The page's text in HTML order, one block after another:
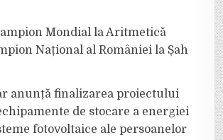
Mondial la Aritmetică
Național al României la Șah
anunță finalizarea proiectului
de stocare a energiei
fotovoltaice ale persoanelor